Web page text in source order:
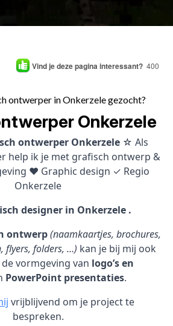
Vind je deze pagina interessant? 400
ontwerper in Onkerzele gezocht?
Onkerzele
ontwerper Onkerzele ☆ Als
help ik je met grafisch ontwerp &
♥ Graphic design ✓ Regio
Onkerzele
designer in Onkerzele .
ontwerp (naamkaartjes, brochures,
flyers, folders, …) kan je bij mij ook
vormgeving van logo’s en
PowerPoint presentaties.
vrijblijvend om je project te
bespreken.